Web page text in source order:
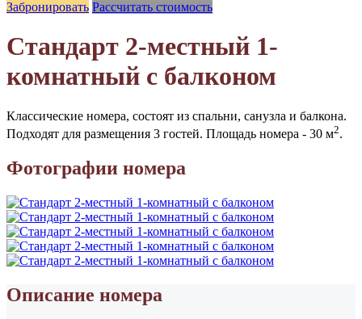
Забронировать Рассчитать стоимость
Стандарт 2-местный 1-
комнатный с балконом
Классические номера, состоят из спальни, санузла и балкона.
Подходят для размещения 3 гостей. Площадь номера - 30 м2.
Фотографии номера
Описание номера